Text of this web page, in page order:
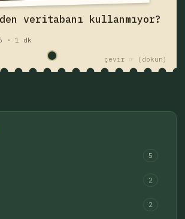
veritabanı kullanmıyor?
· 1 dk
çevir ☞
Fişi çek — yazıyı oku
Eski fişler →
5
2
2